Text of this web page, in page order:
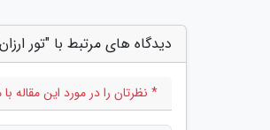
دیدگاه های مرتبط با "تور ارزان
* نظرتان را در مورد این مقاله با